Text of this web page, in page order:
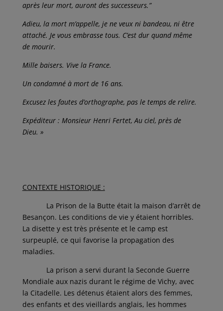
après leur mort, auront des successeurs.”
Adieu, la mort m’appelle, je ne veux ni bandeau, ni être
attaché. Je vous embrasse tous. C’est dur quand même
de mourir.
Mille baisers. Vive la France.
Un condamné à mort de 16 ans.
Excusez les fautes d’orthographe, pas le temps de relire.
Expéditeur : Monsieur Henri Fertet, Au ciel, près de
Dieu. »
CONTEXTE HISTORIQUE :
La Prison de la Butte était la maison d’arrêt de
Besançon. Les conditions de vie y étaient horribles.
La disette y est très présente et le camp est
surpeuplé, ce qui favorise la propagation des
maladies.
La prison a servi durant la Seconde Guerre
Mondiale aux nazis durant le régime de Vichy, avec
la Citadelle. Les détenus étaient alors des femmes,
des enfants et des vieillards anglais, les hommes